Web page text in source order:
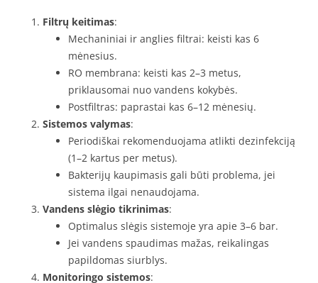
Filtrų keitimas:
Mechaniniai ir anglies filtrai: keisti kas 6
mėnesius.
RO membrana: keisti kas 2–3 metus,
priklausomai nuo vandens kokybės.
Postfiltras: paprastai kas 6–12 mėnesių.
Sistemos valymas:
Periodiškai rekomenduojama atlikti dezinfekciją
(1–2 kartus per metus).
Bakterijų kaupimasis gali būti problema, jei
sistema ilgai nenaudojama.
Vandens slėgio tikrinimas:
Optimalus slėgis sistemoje yra apie 3–6 bar.
Jei vandens spaudimas mažas, reikalingas
papildomas siurblys.
Monitoringo sistemos: